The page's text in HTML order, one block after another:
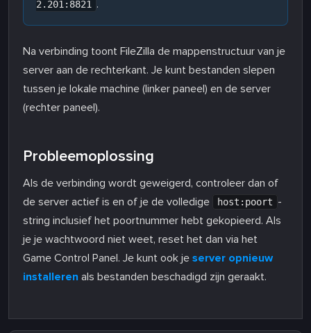
2.201:8821
.
Na verbinding toont FileZilla de mappenstructuur van je
server aan de rechterkant. Je kunt bestanden slepen
tussen je lokale machine (linker paneel) en de server
(rechter paneel).
Probleemoplossing
Als de verbinding wordt geweigerd, controleer dan of
de server actief is en of je de volledige
host:poort -
string inclusief het poortnummer hebt gekopieerd. Als
je je wachtwoord niet weet, reset het dan via het
Game Control Panel. Je kunt ook je server opnieuw
installeren als bestanden beschadigd zijn geraakt.